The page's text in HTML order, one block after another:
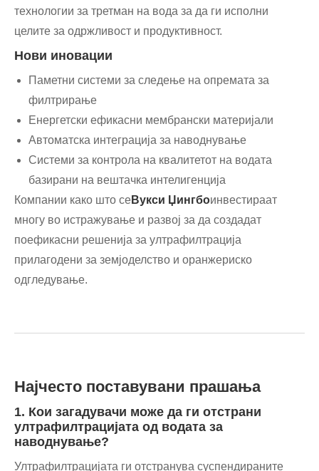
технологии за третман на вода за да ги исполни
целите за одржливост и продуктивност.
Нови иновации
Паметни системи за следење на опремата за
филтрирање
Енергетски ефикасни мембрански материјали
Автоматска интеграција за наводнување
Системи за контрола на квалитетот на водата
базирани на вештачка интелигенција
Компании како што сеВукси Џингбоинвестираат
многу во истражување и развој за да создадат
поефикасни решенија за ултрафилтрација
прилагодени за земјоделство и оранжериско
одгледување.
Најчесто поставувани прашања
1. Кои загадувачи може да ги отстрани
ултрафилтрацијата од водата за
наводнување?
Ултрафилтрацијата ги отстранува суспендираните